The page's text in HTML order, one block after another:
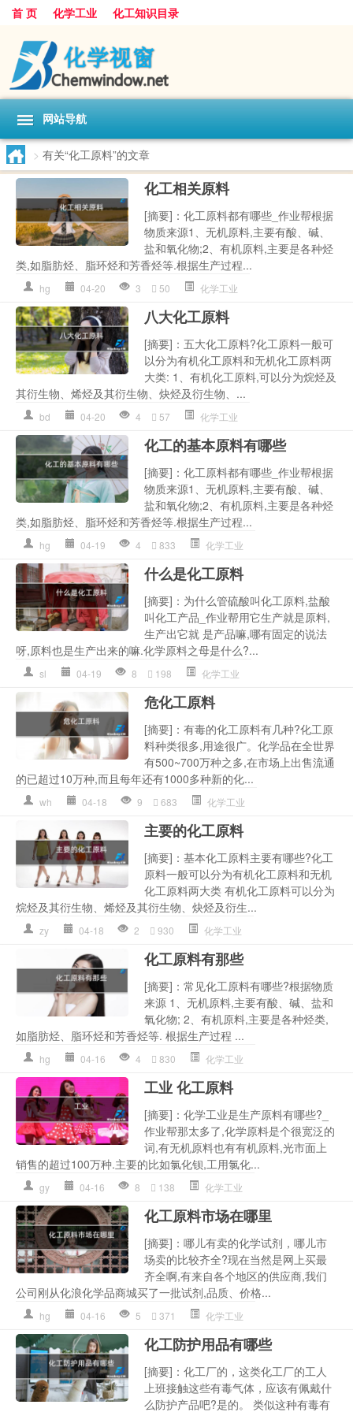
首 页 化学工业 化工知识目录
网站导航
> 有关“化工原料”的文章
化工相关原料
[摘要]：化工原料都有哪些_作业帮根据
物质来源1、无机原料,主要有酸、碱、
盐和氧化物;2、有机原料,主要是各种烃
类,如脂肪烃、脂环烃和芳香烃等.根据生产过程...
hg 04-20 3 50 化学工业
八大化工原料
[摘要]：五大化工原料?化工原料一般可
以分为有机化工原料和无机化工原料两
大类: 1、有机化工原料,可以分为烷烃及
其衍生物、烯烃及其衍生物、炔烃及衍生物、...
bd 04-20 4 57 化学工业
化工的基本原料有哪些
[摘要]：化工原料都有哪些_作业帮根据
物质来源1、无机原料,主要有酸、碱、
盐和氧化物;2、有机原料,主要是各种烃
类,如脂肪烃、脂环烃和芳香烃等.根据生产过程...
hg 04-19 4 833 化学工业
什么是化工原料
[摘要]：为什么管硫酸叫化工原料,盐酸
叫化工产品_作业帮用它生产就是原料,
生产出它就 是产品嘛,哪有固定的说法
呀,原料也是生产出来的嘛.化学原料之母是什么?...
sl 04-19 8 198 化学工业
危化工原料
[摘要]：有毒的化工原料有几种?化工原
料种类很多,用途很广。化学品在全世界
有500~700万种之多,在市场上出售流通
的已超过10万种,而且每年还有1000多种新的化...
wh 04-18 9 683 化学工业
主要的化工原料
[摘要]：基本化工原料主要有哪些?化工
原料一般可以分为有机化工原料和无机
化工原料两大类 有机化工原料可以分为
烷烃及其衍生物、烯烃及其衍生物、炔烃及衍生...
zy 04-18 2 930 化学工业
化工原料有那些
[摘要]：常见化工原料有哪些?根据物质
来源 1、无机原料,主要有酸、碱、盐和
氧化物; 2、有机原料,主要是各种烃类,
如脂肪烃、脂环烃和芳香烃等. 根据生产过程 ...
hg 04-16 4 830 化学工业
工业 化工原料
[摘要]：化学工业是生产原料有哪些?_
作业帮那太多了,化学原料是个很宽泛的
词,有无机原料也有有机原料,光市面上
销售的超过100万种.主要的比如氯化钡,工用氯化...
gy 04-16 8 138 化学工业
化工原料市场在哪里
[摘要]：哪儿有卖的化学试剂，哪儿市
场卖的比较齐全?现在当然是网上买最
齐全啊,有来自各个地区的供应商,我们
公司刚从化浪化学品商城买了一批试剂,品质、价格...
hg 04-16 5 371 化学工业
化工防护用品有哪些
[摘要]：化工厂的，这类化工厂的工人
上班接触这些有毒气体，应该有佩戴什
么防护产品吧?是的。 类似这种有毒有